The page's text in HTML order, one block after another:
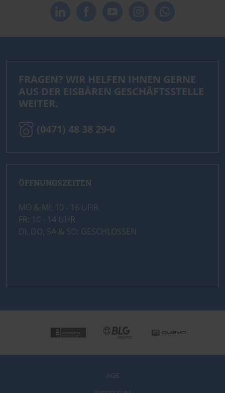
FRAGEN? WIR HELFEN IHNEN GERNE
AUS DER EISBÄREN GESCHÄFTSSTELLE
WEITER.
(0471) 48 38 29-0
ÖFFNUNGSZEITEN
MO & MI: 10 - 16 UHR
FR: 10 - 14 UHR
DI, DO, SA & SO: GESCHLOSSEN
AGB